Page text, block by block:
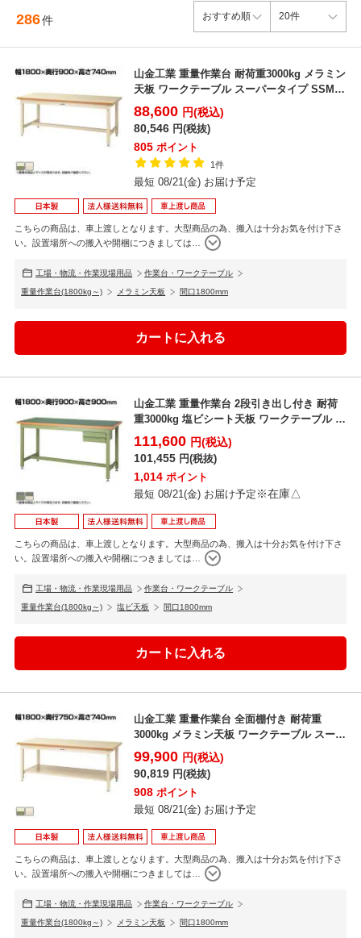
286件
山金工業 重量作業台 耐荷重3000kg メラミン
天板 ワークテーブル スーパータイプ SSM-
18...
88,600 円(税込)
80,546 円(税抜)
805 ポイント
1件
最短 08/21(金) お届け予定
こちらの商品は、車上渡しとなります。大型商品の為、搬入は十分お気を付け下さ
い。設置場所への搬入や開梱につきましては
工場・物流・作業現場用品 作業台・ワークテーブル
重量作業台(1800kg～) メラミン天板 間口1800mm
山金工業 重量作業台 2段引き出し付き 耐荷
重3000kg 塩ビシート天板 ワークテーブル ス
ーパー...
111,600 円(税込)
101,455 円(税抜)
1,014 ポイント
最短 08/21(金) お届け予定 ※在庫△
こちらの商品は、車上渡しとなります。大型商品の為、搬入は十分お気を付け下さ
い。設置場所への搬入や開梱につきましては
工場・物流・作業現場用品 作業台・ワークテーブル
重量作業台(1800kg～) 塩ビ天板 間口1800mm
山金工業 重量作業台 全面棚付き 耐荷重
3000kg メラミン天板 ワークテーブル スーパ
ータイプ ...
99,900 円(税込)
90,819 円(税抜)
908 ポイント
最短 08/21(金) お届け予定
こちらの商品は、車上渡しとなります。大型商品の為、搬入は十分お気を付け下さ
い。設置場所への搬入や開梱につきましては
工場・物流・作業現場用品 作業台・ワークテーブル
重量作業台(1800kg～) メラミン天板 間口1800mm